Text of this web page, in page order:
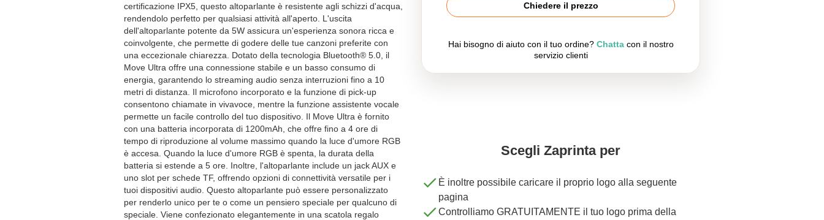
certificazione IPX5, questo altoparlante è resistente agli schizzi d'acqua,
rendendolo perfetto per qualsiasi attività all'aperto. L'uscita
dell'altoparlante potente da 5W assicura un'esperienza sonora ricca e
coinvolgente, che permette di godere delle tue canzoni preferite con
una eccezionale chiarezza. Dotato della tecnologia Bluetooth® 5.0, il
Move Ultra offre una connessione stabile e un basso consumo di
energia, garantendo lo streaming audio senza interruzioni fino a 10
metri di distanza. Il microfono incorporato e la funzione di pick-up
consentono chiamate in vivavoce, mentre la funzione assistente vocale
permette un facile controllo del tuo dispositivo. Il Move Ultra è fornito
con una batteria incorporata di 1200mAh, che offre fino a 4 ore di
tempo di riproduzione al volume massimo quando la luce d'umore RGB
è accesa. Quando la luce d'umore RGB è spenta, la durata della
batteria si estende a 5 ore. Inoltre, l'altoparlante include un jack AUX e
uno slot per schede TF, offrendo opzioni di connettività versatile per i
tuoi dispositivi audio. Questo altoparlante può essere personalizzato
per renderlo unico per te o come un pensiero speciale per qualcuno di
speciale. Viene confezionato elegantemente in una scatola regalo
Chiedere il prezzo
Hai bisogno di aiuto con il tuo ordine? Chattacon il nostro
servizio clienti
Scegli Zaprinta per
È inoltre possibile caricare il proprio logo alla seguente
pagina
Controlliamo GRATUITAMENTE il tuo logo prima della